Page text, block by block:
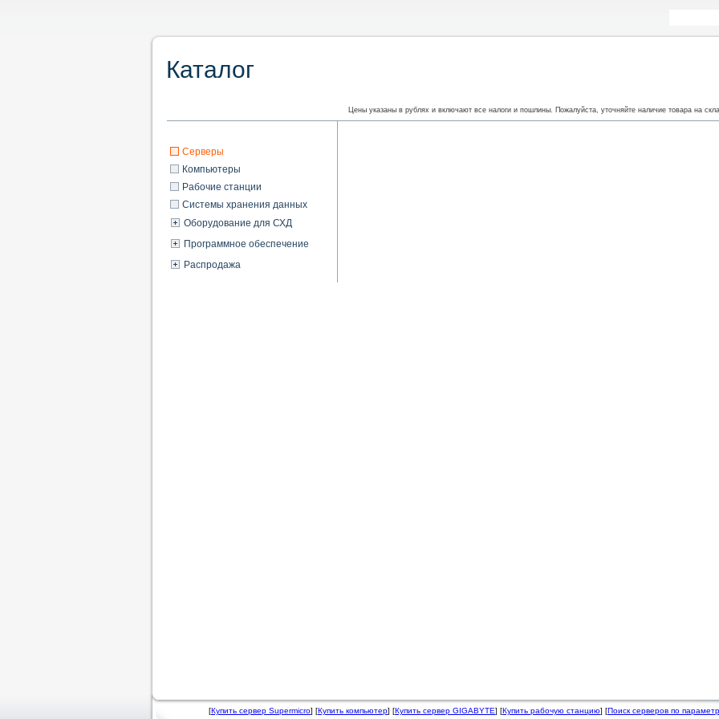
Каталог
Цены указаны в рублях и включают все налоги и пошлины. Пожалуйста, уточняйте наличие товара на
Серверы
Компьютеры
Рабочие станции
Системы хранения данных
Оборудование для СХД
Программное обеспечение
Распродажа
[Купить сервер Supermicro] [Купить компьютер] [Купить сервер GIGABYTE] [Купить рабочую станцию] [Поиск серверов по